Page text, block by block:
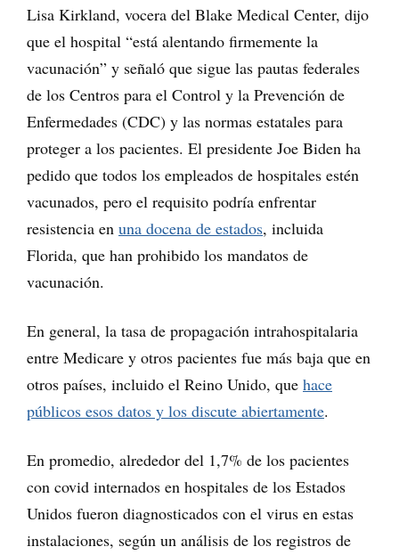
Lisa Kirkland, vocera del Blake Medical Center, dijo
que el hospital “está alentando firmemente la
vacunación” y señaló que sigue las pautas federales
de los Centros para el Control y la Prevención de
Enfermedades (CDC) y las normas estatales para
proteger a los pacientes. El presidente Joe Biden ha
pedido que todos los empleados de hospitales estén
vacunados, pero el requisito podría enfrentar
resistencia en una docena de estados, incluida
Florida, que han prohibido los mandatos de
vacunación.
En general, la tasa de propagación intrahospitalaria
entre Medicare y otros pacientes fue más baja que en
otros países, incluido el Reino Unido, que hace
públicos esos datos y los discute abiertamente.
En promedio, alrededor del 1,7% de los pacientes
con covid internados en hospitales de los Estados
Unidos fueron diagnosticados con el virus en estas
instalaciones, según un análisis de los registros de